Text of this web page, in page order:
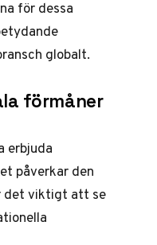
för dessa
globalt.
förmåner
erbjuda
påverkar den
det viktigt att se